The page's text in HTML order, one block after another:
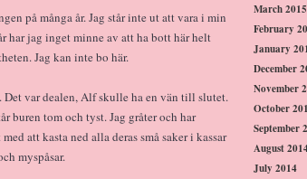
på många år. Jag står inte ut att vara i min
har jag inget minne av att ha bott här helt
Jag kan inte bo här.
var dealen, Alf skulle ha en vän till slutet.
buren tom och tyst. Jag gråter och har
att kasta ned alla deras små saker i kassar
myspåsar.
March 2015
February
January
December
November
October
September
August
July 2014